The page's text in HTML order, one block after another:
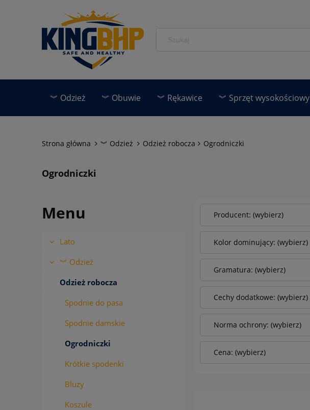
︾ Odzież ︾ Obuwie ︾ Rękawice ︾ Sprzęt wysokościowy
Strona główna ︾ Odzież Odzież robocza Ogrodniczki
Ogrodniczki
Menu
Lato
︾ Odzież
Odzież robocza
Spodnie do pasa
Spodnie damskie
Ogrodniczki
Krótkie spodenki
Bluzy
Koszule
Producent: (wybierz)
Kolor dominujący: (wybierz)
Gramatura: (wybierz)
Cechy dodatkowe: (wybierz)
Norma ochrony: (wybierz)
Cena: (wybierz)